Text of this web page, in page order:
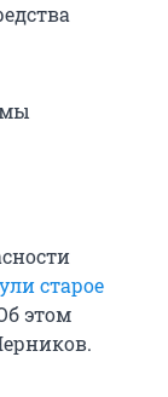
мы
старое
этом